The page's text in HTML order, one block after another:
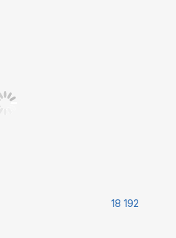
18 192